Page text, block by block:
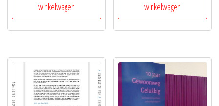
winkelwagen
winkelwagen